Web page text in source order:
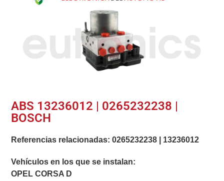
ABS 13236012 | 0265232238 |
BOSCH
Referencias relacionadas:0265232238 13236012
Vehículos en los que se instalan:
OPEL CORSA D